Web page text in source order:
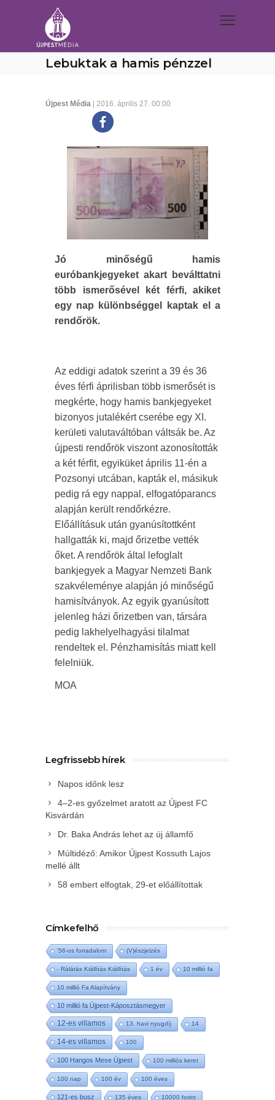
Lebuktak a hamis pénzzel
Újpest Média | 2016. április 27. 00:00
Jó minőségű hamis
euróbankjegyeket akart beválttatni
több ismerősével két férfi, akiket
egy nap különbséggel kaptak el a
rendőrök.
Az eddigi adatok szerint a 39 és 36
éves férfi áprilisban több ismerősét is
megkérte, hogy hamis bankjegyeket
bizonyos jutalékért cserébe egy XI.
kerületi valutaváltóban váltsák be. Az
újpesti rendőrök viszont azonosították
a két férfit, egyiküket április 11-én a
Pozsonyi utcában, kapták el, másikuk
pedig rá egy nappal, elfogatóparancs
alapján került rendőrkézre.
Előállításuk után gyanúsítottként
hallgatták ki, majd őrizetbe vették
őket. A rendőrök által lefoglalt
bankjegyek a Magyar Nemzeti Bank
szakvéleménye alapján jó minőségű
hamisítványok. Az egyik gyanúsított
jelenleg házi őrizetben van, társára
pedig lakhelyelhagyási tilalmat
rendeltek el. Pénzhamisítás miatt kell
felelniük.
MOA
Legfrissebb hírek
Napos időnk lesz
4–2-es győzelmet aratott az Újpest FC
Kisvárdán
Dr. Baka András lehet az új államfő
Múltidéző: Amikor Újpest Kossuth Lajos
mellé állt
58 embert elfogtak, 29-et előállítottak
Címkefelhő
'56-os forradalom (V)észjelzés
- Rálátás Kiállítás Kiállítás 1 év 10 millió fa
10 millió Fa Alapítvány
10 millió fa Újpest-Káposztásmegyer
12-es villamos 13. havi nyugdíj 14
14-es villamos 100
100 Hangos Mese Újpest 100 milliós keret
100 nap 100 év 100 éves
121-es busz 135 éves 10000 forint